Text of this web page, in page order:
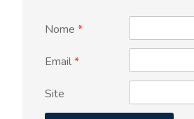
Nome *
Email*
Site